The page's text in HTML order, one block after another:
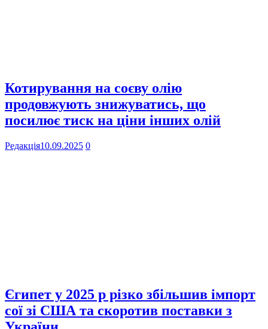
Котирування на соєву олію
продовжують знижуватись, що
посилює тиск на ціни інших олій
Редакція10.09.2025 0
Єгипет у 2025 р різко збільшив імпорт
сої зі США та скоротив поставки з